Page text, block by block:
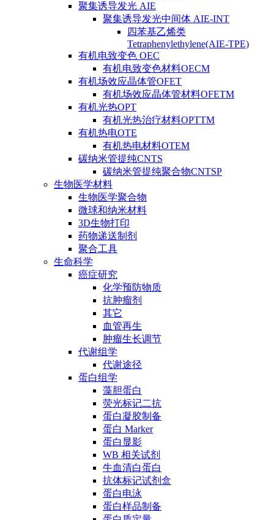
聚集诱导发光 AIE
聚集诱导发光中间体 AIE-INT
四苯基乙烯类
Tetraphenylethylene(AIE-TPE)
有机电致变色 OEC
有机电致变色材料OECM
有机场效应晶体管OFET
有机场效应晶体管材料OFETM
有机光热OPT
有机光热治疗材料OPTTM
有机热电OTE
有机热电材料OTEM
碳纳米管提纯CNTS
碳纳米管提纯聚合物CNTSP
生物医学材料
生物医学聚合物
微球和纳米材料
3D生物打印
药物递送制剂
聚合工具
生命科学
癌症研究
化学预防物质
抗肿瘤剂
其它
血管再生
肿瘤生长调节
代谢组学
代谢途径
蛋白组学
藻胆蛋白
荧光标记二抗
蛋白凝胶制备
蛋白 Marker
蛋白显影
WB 相关试剂
牛血清白蛋白
抗体标记试剂盒
蛋白电泳
蛋白样品制备